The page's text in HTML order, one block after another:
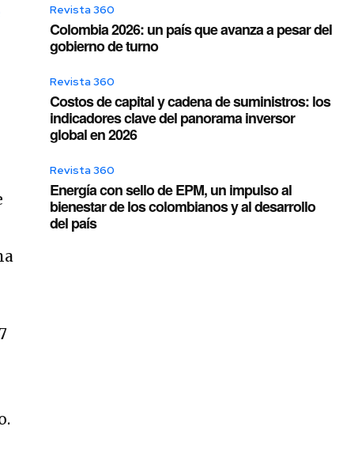
Revista 360
Colombia 2026: un país que avanza a pesar del
gobierno de turno
Revista 360
Costos de capital y cadena de suministros: los
indicadores clave del panorama inversor
global en 2026
Revista 360
Energía con sello de EPM, un impulso al
bienestar de los colombianos y al desarrollo
del país